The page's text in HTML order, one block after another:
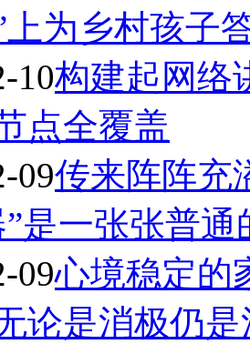
上为乡村孩子
10构建起网络
点全覆盖
09传来阵阵充
”是一张张普通
09心境稳定的
论是消极仍是